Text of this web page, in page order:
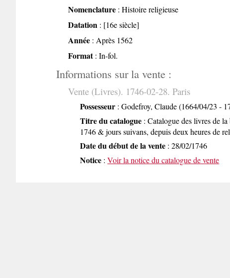
Nomenclature: Histoire religieuse
Datation : [16e siècle]
Année: Après 1562
Format: In-fol.
Informations sur la vente :
Vente (Livres). 1746-02-28. Paris
Possesseur : Godefroy, Claude (1664/04/23 -
Titre du catalogue : Catalogue des livres de
1746 & jours suivans, depuis deux heures de
Date du début de la vente : 28/02/1746
Notice :Voir la notice du catalogue de vente